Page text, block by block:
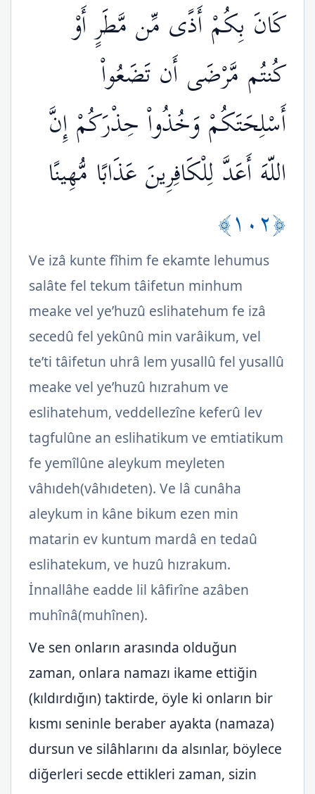
كَانَ بِكُمْ أَذًى مِّن مَّطَرٍ أَوْ
كُنتُم مَّرْضَى أَن تَضَعُواْ
أَسْلِحَتَكُمْ وَخُذُواْ حِذْرَكُمْ إِنَّ
اللّهَ أَعَدَّ لِلْكَافِرِينَ عَذَابًا مُّهِينًا
﴿١٠٢﴾
Ve izâ kunte fîhim fe ekamte lehumus
salâte fel tekum tâifetun minhum
meake vel ye’huzû eslihatehum fe izâ
secedû fel yekûnû min varâikum, vel
te’ti tâifetun uhrâ lem yusallû fel yusallû
meake vel ye’huzû hızrahum ve
eslihatehum, veddellezîne keferû lev
tagfulûne an eslihatikum ve emtiatikum
fe yemîlûne aleykum meyleten
vâhıdeh(vâhıdeten). Ve lâ cunâha
aleykum in kâne bikum ezen min
matarin ev kuntum mardâ en tedaû
eslihatekum, ve huzû hızrakum.
İnnallâhe eadde lil kâfirîne azâben
muhînâ(muhînen).
Ve sen onların arasında olduğun
zaman, onlara namazı ikame ettiğin
(kıldırdığın) taktirde, öyle ki onların bir
kısmı seninle beraber ayakta (namaza)
dursun ve silâhlarını da alsınlar, böylece
diğerleri secde ettikleri zaman, sizin